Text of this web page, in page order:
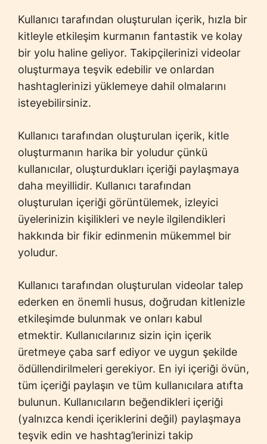
Kullanıcı tarafından oluşturulan içerik, hızla bir
kitleyle etkileşim kurmanın fantastik ve kolay
bir yolu haline geliyor. Takipçilerinizi videolar
oluşturmaya teşvik edebilir ve onlardan
hashtaglerinizi yüklemeye dahil olmalarını
isteyebilirsiniz.
Kullanıcı tarafından oluşturulan içerik, kitle
oluşturmanın harika bir yoludur çünkü
kullanıcılar, oluşturdukları içeriği paylaşmaya
daha meyillidir. Kullanıcı tarafından
oluşturulan içeriği görüntülemek, izleyici
üyelerinizin kişilikleri ve neyle ilgilendikleri
hakkında bir fikir edinmenin mükemmel bir
yoludur.
Kullanıcı tarafından oluşturulan videolar talep
ederken en önemli husus, doğrudan kitlenizle
etkileşimde bulunmak ve onları kabul
etmektir. Kullanıcılarınız sizin için içerik
üretmeye çaba sarf ediyor ve uygun şekilde
ödüllendirilmeleri gerekiyor. En iyi içeriği övün,
tüm içeriği paylaşın ve tüm kullanıcılara atıfta
bulunun. Kullanıcıların beğendikleri içeriği
(yalnızca kendi içeriklerini değil) paylaşmaya
teşvik edin ve hashtag’lerinizi takip